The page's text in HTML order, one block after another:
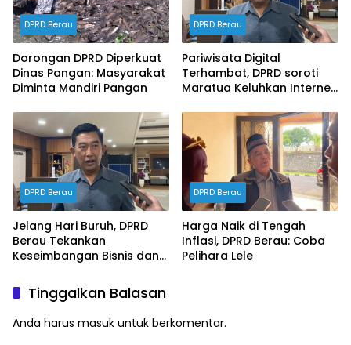
DPRD Berau
Dorongan DPRD Diperkuat
Dinas Pangan: Masyarakat
Diminta Mandiri Pangan
DPRD Berau
Pariwisata Digital
Terhambat, DPRD soroti
Maratua Keluhkan Internet
DPRD Berau
Jelang Hari Buruh, DPRD
Berau Tekankan
Keseimbangan Bisnis dan
DPRD Berau
Harga Naik di Tengah
Inflasi, DPRD Berau: Coba
Pelihara Lele
Tinggalkan Balasan
Anda harus masuk untuk berkomentar.